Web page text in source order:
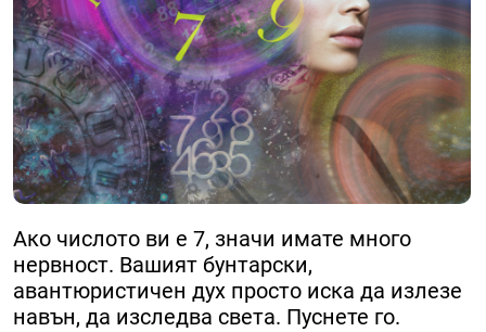
Ако числото ви е 7, значи имате много
нервност. Вашият бунтарски,
авантюристичен дух просто иска да излезе
навън, да изследва света. Пуснете го.